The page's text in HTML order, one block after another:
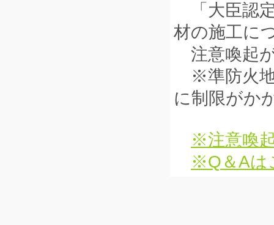
「大臣認
材の施工に
注意喚起
※準防火地
に制限がか
※注意喚
※Q＆Aは